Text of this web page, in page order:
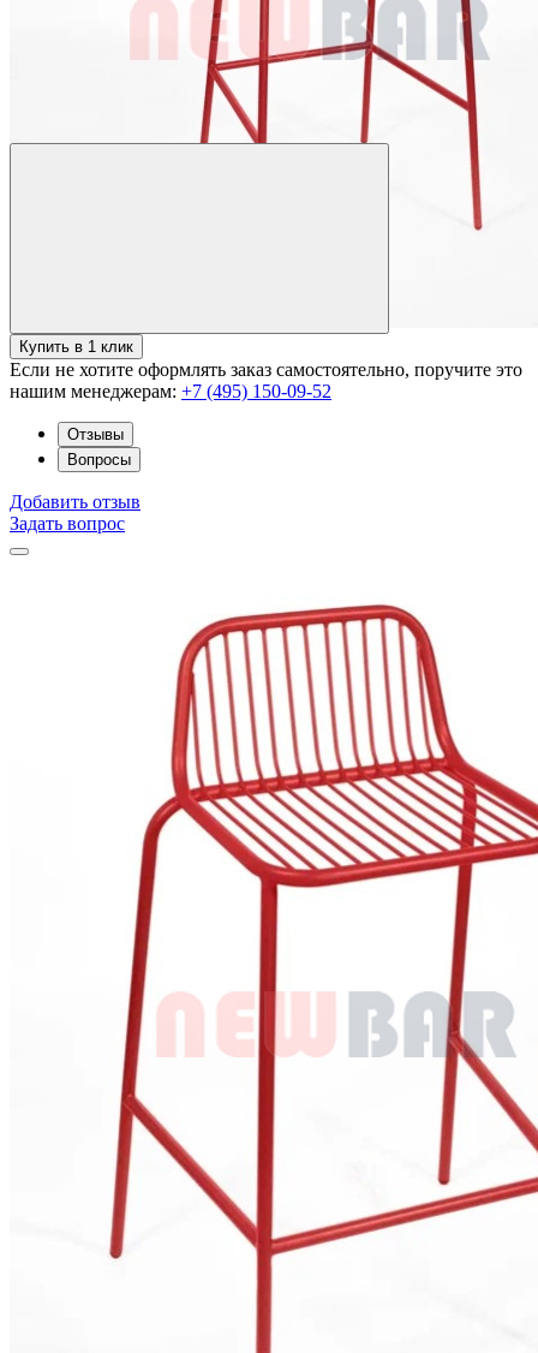
Купить в 1 клик
Если не хотите оформлять заказ самостоятельно, поручите это
нашим менеджерам: +7 (495) 150-09-52
Отзывы
Вопросы
Добавить отзыв
Задать вопрос